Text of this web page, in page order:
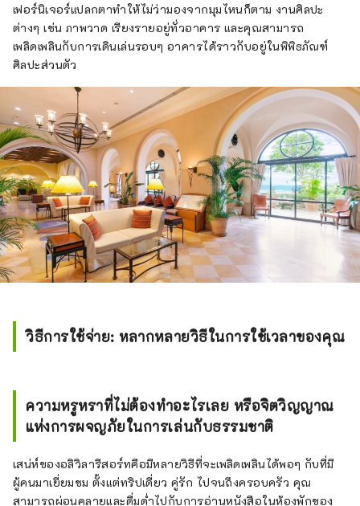
เฟอร์นิเจอร์แปลกตาทำให้ไม่ว่ามองจากมุมไหนก็ตาม งานศิลปะ
ต่างๆ เช่น ภาพวาด เรียงรายอยู่ทั่วอาคาร และคุณสามารถ
เพลิดเพลินกับการเดินเล่นรอบๆ อาคารได้ราวกับอยู่ในพิพิธภัณฑ์
ศิลปะส่วนตัว
วิธีการใช้จ่าย: หลากหลายวิธีในการใช้เวลาของคุณ
ความหรูหราที่ไม่ต้องทำอะไรเลย หรือจิตวิญญาณ
แห่งการผจญภัยในการเล่นกับธรรมชาติ
เสน่ห์ของอลิวิลารีสอร์ทคือมีหลายวิธีที่จะเพลิดเพลินได้พอๆ กับที่มี
ผู้คนมาเยี่ยมชม ตั้งแต่ทริปเดี่ยว คู่รัก ไปจนถึงครอบครัว คุณ
สามารถผ่อนคลายและดื่มด่ำไปกับการอ่านหนังสือในห้องพักของ